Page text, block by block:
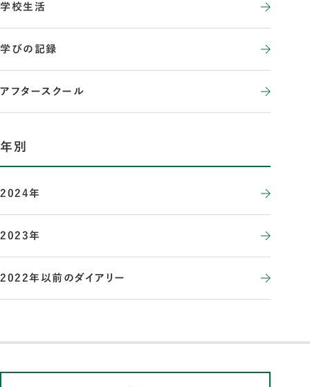
学校生活
学びの記録
アフタースクール
年別
2024年
2023年
2022年以前のダイアリー